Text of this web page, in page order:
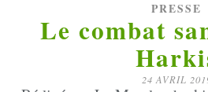
PRESSE
Le combat
24 AVRIL